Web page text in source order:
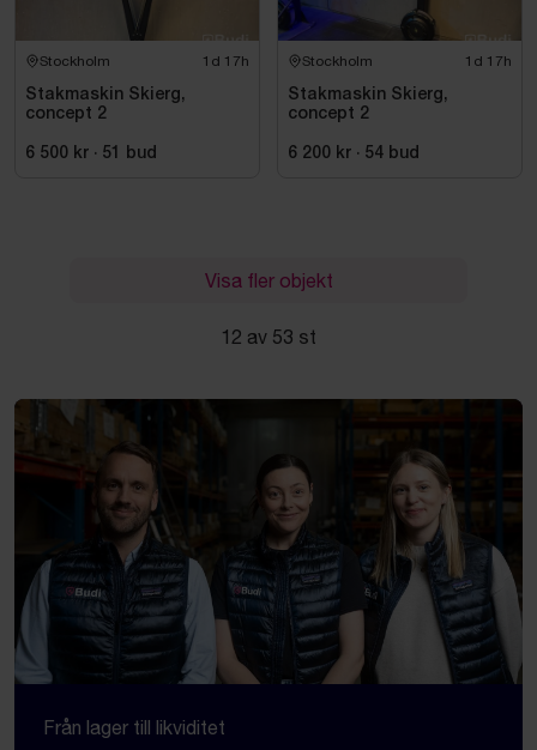
Stockholm 1d 17h
Stakmaskin Skierg,
concept 2
6 500 kr · 51 bud
Stockholm 1d 17h
Stakmaskin Skierg,
concept 2
6 200 kr · 54 bud
Visa fler objekt
12 av 53 st
Från lager till likviditet